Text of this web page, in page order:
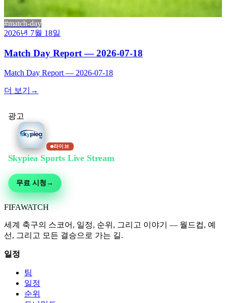
#match-day
2026년 7월 18일
Match Day Report — 2026-07-18
Match Day Report — 2026-07-18
더 보기 →
광고
라이브
Skypiea Sports Live Stream에서 무료 시청
무료 시청 →
FIFAWATCH
세계 축구의 스코어, 일정, 순위, 그리고 이야기 — 월드컵, 예
선, 그리고 모든 결승으로 가는 길.
일정
팀
일정
순위